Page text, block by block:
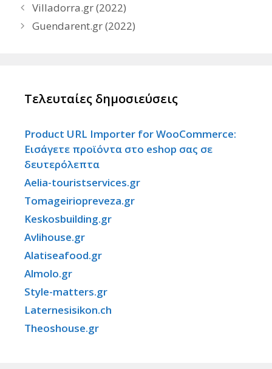
Villadorra.gr (2022)
Guendarent.gr (2022)
Τελευταίες δημοσιεύσεις
Product URL Importer for WooCommerce:
Εισάγετε προϊόντα στο eshop σας σε
δευτερόλεπτα
Aelia-touristservices.gr
Tomageiriopreveza.gr
Keskosbuilding.gr
Avlihouse.gr
Alatiseafood.gr
Almolo.gr
Style-matters.gr
Laternesisikon.ch
Theoshouse.gr